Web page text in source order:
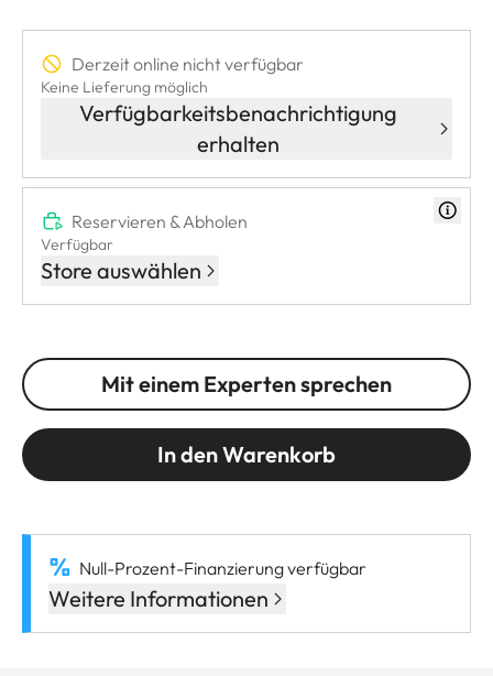
Derzeit online nicht verfügbar
Keine Lieferung möglich
Verfügbarkeitsbenachrichtigung
erhalten
Reservieren & Abholen
Verfügbar
Store auswählen
Mit einem Experten sprechen
In den Warenkorb
Null-Prozent-Finanzierung verfügbar
Weitere Informationen